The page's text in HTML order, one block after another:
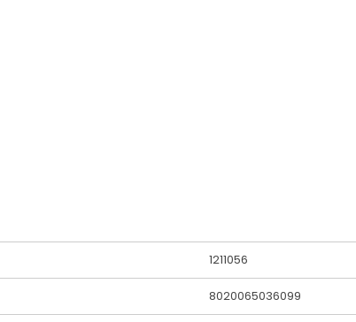
1211056
8020065036099